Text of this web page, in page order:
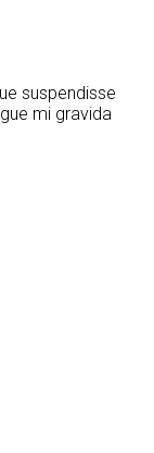
suspendisse
mi gravida